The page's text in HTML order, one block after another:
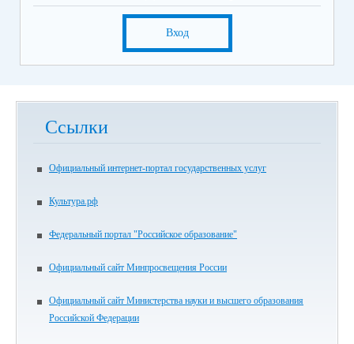
Вход
Ссылки
Официальный интернет-портал государственных услуг
Культура.рф
Федеральный портал "Российское образование"
Официальный сайт Минпросвещения России
Официальный сайт Министерства науки и высшего образования
Российской Федерации